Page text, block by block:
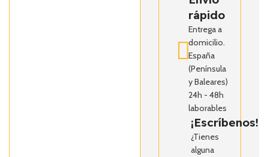
rápido
Entrega a
domicilio.
España
(Península
y Baleares)
24h - 48h
laborables
¡Escríbenos!
¿Tienes
alguna